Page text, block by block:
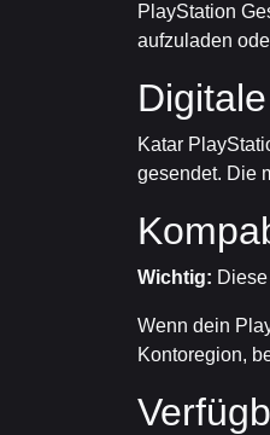
PlayStation
aufzuladen
Katar
gesendet. Die
Wichtig:
Wenn dein
Kontoregion,